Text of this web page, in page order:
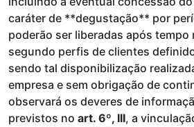
caráter de **degustação** por
poderão ser liberadas após tempo
segundo perfis de clientes
sendo tal disponibilização
empresa e sem obrigação de
observará os deveres de
previstos no art. 6º, III, a